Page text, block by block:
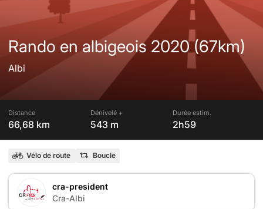
Rando en albigeois 2020 (67km)
Albi
Distance
66,68 km
Dénivelé +
543 m
Durée estim.
2h59
Vélo de route Boucle
cra-president
Cra-Albi